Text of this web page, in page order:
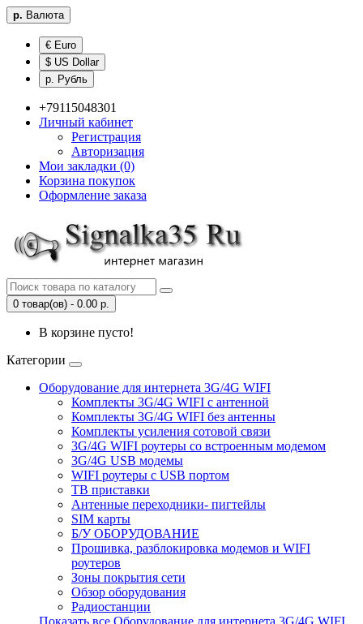
р. Валюта
€ Euro
$ US Dollar
р. Рубль
+79115048301
Личный кабинет
Регистрация
Авторизация
Мои закладки (0)
Корзина покупок
Оформление заказа
0 товар(ов) - 0.00 р.
В корзине пусто!
Категории
Оборудование для интернета 3G/4G WIFI
Комплекты 3G/4G WIFI с антенной
Комплекты 3G/4G WIFI без антенны
Комплекты усиления сотовой связи
3G/4G WIFI роутеры со встроенным модемом
3G/4G USB модемы
WIFI роутеры с USB портом
ТВ приставки
Антенные переходники- пигтейлы
SIM карты
Б/У ОБОРУДОВАНИЕ
Прошивка, разблокировка модемов и WIFI
роутеров
Зоны покрытия сети
Обзор оборудования
Радиостанции
Показать все Оборудование для интернета 3G/4G WIFI